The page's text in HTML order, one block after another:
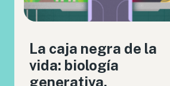
La caja negra de la
vida: biología
generativa,